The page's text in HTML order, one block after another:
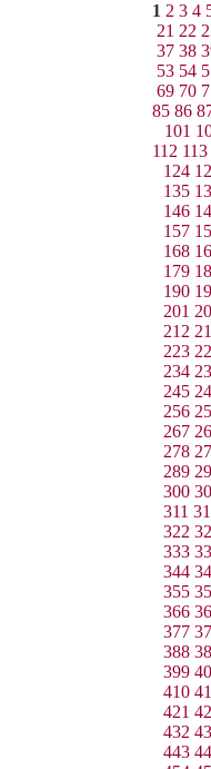
1 2 3 4
21 22
37 38
53 54
69 70
85 86
101
112 113
124
135
146
157
168
179
190
201
212
223
234
245
256
267
278
289
300
311
322
333
344
355
366
377
388
399
410
421
432
443